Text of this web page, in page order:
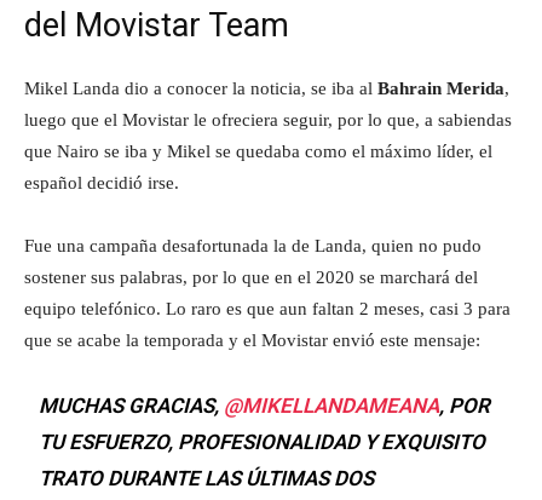
del Movistar Team
Mikel Landa dio a conocer la noticia, se iba al Bahrain Merida,
luego que el Movistar le ofreciera seguir, por lo que, a sabiendas
que Nairo se iba y Mikel se quedaba como el máximo líder, el
español decidió irse.
Fue una campaña desafortunada la de Landa, quien no pudo
sostener sus palabras, por lo que en el 2020 se marchará del
equipo telefónico. Lo raro es que aun faltan 2 meses, casi 3 para
que se acabe la temporada y el Movistar envió este mensaje:
MUCHAS GRACIAS, @MIKELLANDAMEANA, POR
TU ESFUERZO, PROFESIONALIDAD Y EXQUISITO
TRATO DURANTE LAS ÚLTIMAS DOS